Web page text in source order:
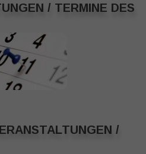
/ TERMINE DES
/